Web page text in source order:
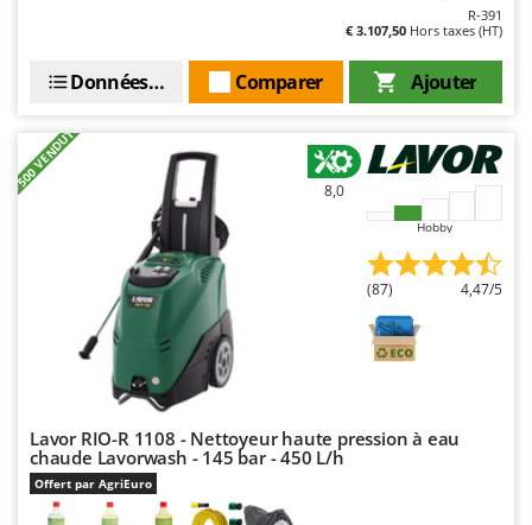
Titania
Tre Spade
Trev - Abrek - TecnoVIR
Troy-Bilt
Udor
Unger
V
Verdemax
Vesco
Volpi
R-391
€ 3.107,50 Hors taxes (HT)
Ajouter
Comparer
Données techniques
+500 VENDUTI 8,0
Hobby
(87) 4,47/5
Lavor RIO-R 1108 - Nettoyeur haute pression à eau
chaude Lavorwash - 145 bar - 450 L/h
Offert par AgriEuro